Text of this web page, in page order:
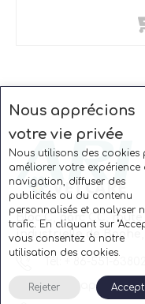
Bloc C, parc CC,
industrielle de
Whatsapp: + 86
Nous apprécions
votre vie privée
Nous utilisons des cookies
améliorer votre expérience
navigation, diffuser des
publicités ou du contenu
personnalisés et analyser
trafic. En cliquant sur
vous consentez à notre
utilisation des cookies.
Rejeter